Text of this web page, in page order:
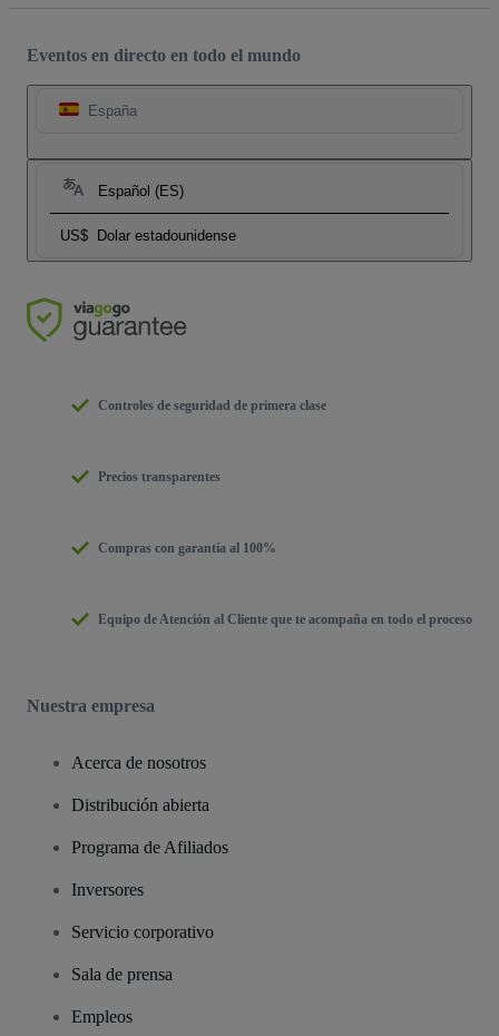
Eventos en directo en todo el mundo
España
Español (ES)
US$ Dolar estadounidense
Controles de seguridad de primera clase
Precios transparentes
Compras con garantía al 100%
Equipo de Atención al Cliente que te acompaña en todo el proceso
Nuestra empresa
Acerca de nosotros
Distribución abierta
Programa de Afiliados
Inversores
Servicio corporativo
Sala de prensa
Empleos